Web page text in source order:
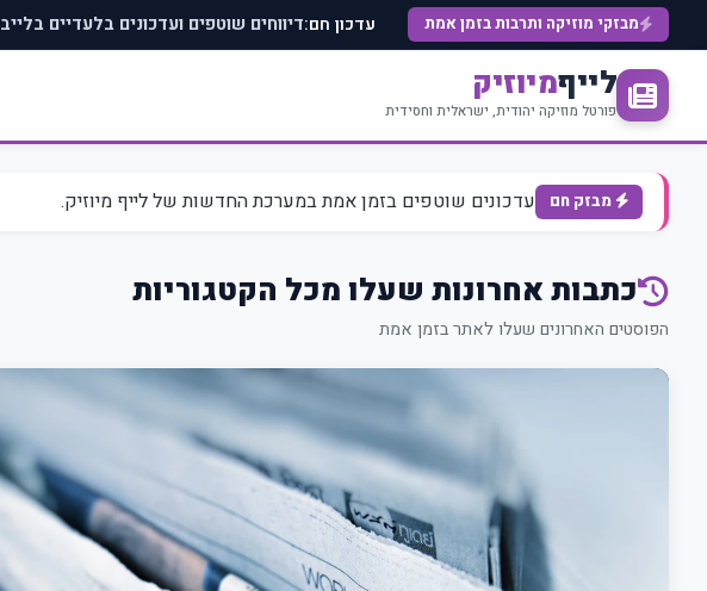
מבזקי מוזיקה ותרבות בזמן אמת עדכון חם:דיווחים שוטפים ועדכונים בלעדיים בלייב
לייףמיוזיק
פורטל מוזיקה יהודית, ישראלית וחסידית
מבזק חם עדכונים שוטפים בזמן אמת במערכת החדשות של לייף מיוזיק.
כתבות אחרונות שעלו מכל הקטגוריות
הפוסטים האחרונים שעלו לאתר בזמן אמת